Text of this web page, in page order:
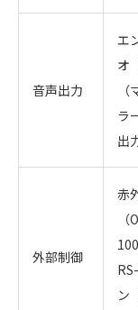
音声出力
エ
オ
ラ
出
外部制御
赤
100
ン